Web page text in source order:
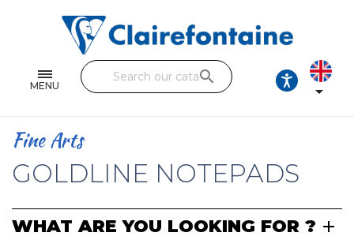
MENU
Single and double sheets
Fine arts
Handicraft
Pencil cases & Leather goods
search

Fine Arts
GOLDLINE NOTEPADS
WHAT ARE YOU LOOKING FOR ?